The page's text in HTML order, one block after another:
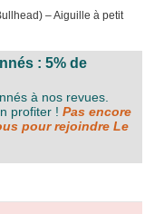
– Aiguille à petit
: 5% de
à nos revues.
profiter ! Pas encore
pour rejoindre Le